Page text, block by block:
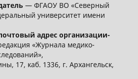
— ФГАОУ ВО «Северный
университет имени
адрес организации-
«Журнала медико-
17, каб. 1336, г. Архангельск,